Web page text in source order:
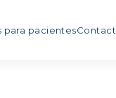
para pacientesContact